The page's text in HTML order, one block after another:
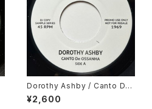
Dorothy Ashby / Canto De
Ossanha, Cause I Need It
¥2,600